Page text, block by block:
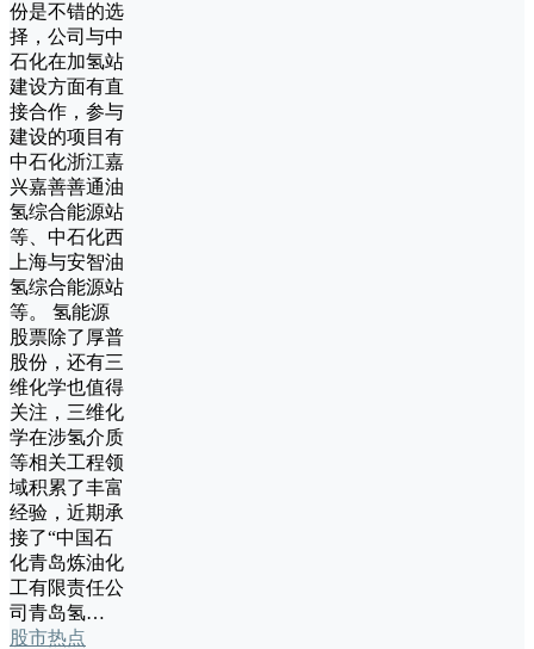
份是不错的选
择，公司与中
石化在加氢站
建设方面有直
接合作，参与
建设的项目有
中石化浙江嘉
兴嘉善善通油
氢综合能源站
等、中石化西
上海与安智油
氢综合能源站
等。 氢能源
股票除了厚普
股份，还有三
维化学也值得
关注，三维化
学在涉氢介质
等相关工程领
域积累了丰富
经验，近期承
接了“中国石
化青岛炼油化
工有限责任公
司青岛氢…
股市热点